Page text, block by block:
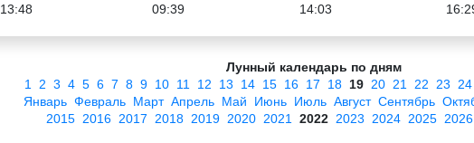
13:48
09:39
14:03
Лунный календарь по дням
1
2 3 4 5 6 7 8 9 10 11 12 13 14 15 16 17 18 19 20 21 22 23 24
Январь Февраль Март Апрель Май Июнь Июль Август Сентябрь
2015 2016 2017 2018 2019 2020 2021 2022 2023 2024 2025 2026